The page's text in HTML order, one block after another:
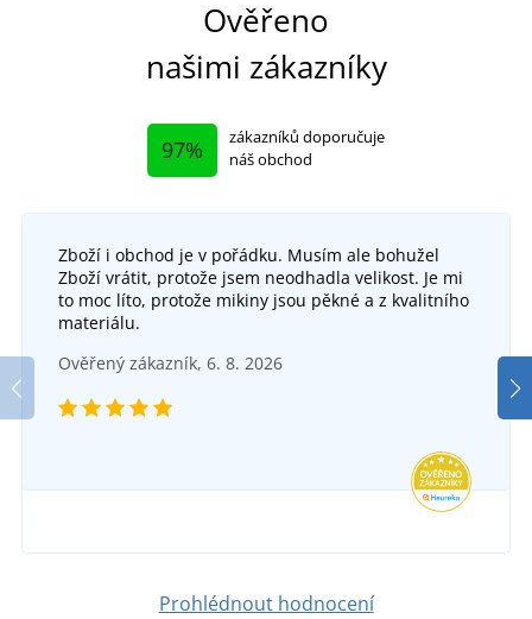
Kotníková softshellová obuv CROSS
DO 5 DNŮ
Outdoorová obuv ARDON ULTRITE GO! LOW
1 589 Kč
Ověřeno
našimi zákazníky
97%
zákazníků doporučuje
náš obchod
Zboží i obchod je v pořádku. Musím ale bohužel
Zboží vrátit, protože jsem neodhadla velikost. Je mi
to moc líto, protože mikiny jsou pěkné a z kvalitního
materiálu.
Ověřený zákazník, 6. 8. 2026
Prohlédnout hodnocení